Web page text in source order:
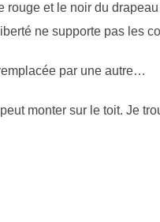
rouge et le noir du
ne supporte pas les
par une autre…
monter sur le toit. Je